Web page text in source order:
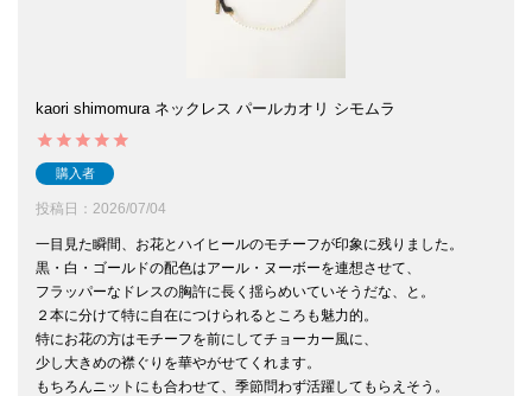
kaori shimomura ネックレス パールカオリ シモムラ
購入者
投稿日 2026/07/04
一目見た瞬間、お花とハイヒールのモチーフが印象に残りました。
黒・白・ゴールドの配色はアール・ヌーボーを連想させて、
フラッパーなドレスの胸許に長く揺らめいていそうだな、と。
２本に分けて特に自在につけられるところも魅力的。
特にお花の方はモチーフを前にしてチョーカー風に、
少し大きめの襟ぐりを華やがせてくれます。
もちろんニットにも合わせて、季節問わず活躍してもらえそう。